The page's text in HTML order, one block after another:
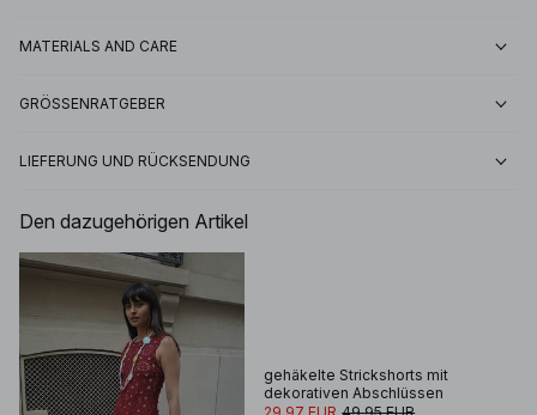
MATERIALS AND CARE
GRÖSSENRATGEBER
LIEFERUNG UND RÜCKSENDUNG
Den dazugehörigen Artikel
gehäkelte Strickshorts mit
dekorativen Abschlüssen